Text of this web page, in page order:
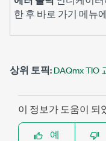
한 후 바로 가기 메뉴
상위 토픽:DAQmx TIO
이 정보가 도움이 되
예